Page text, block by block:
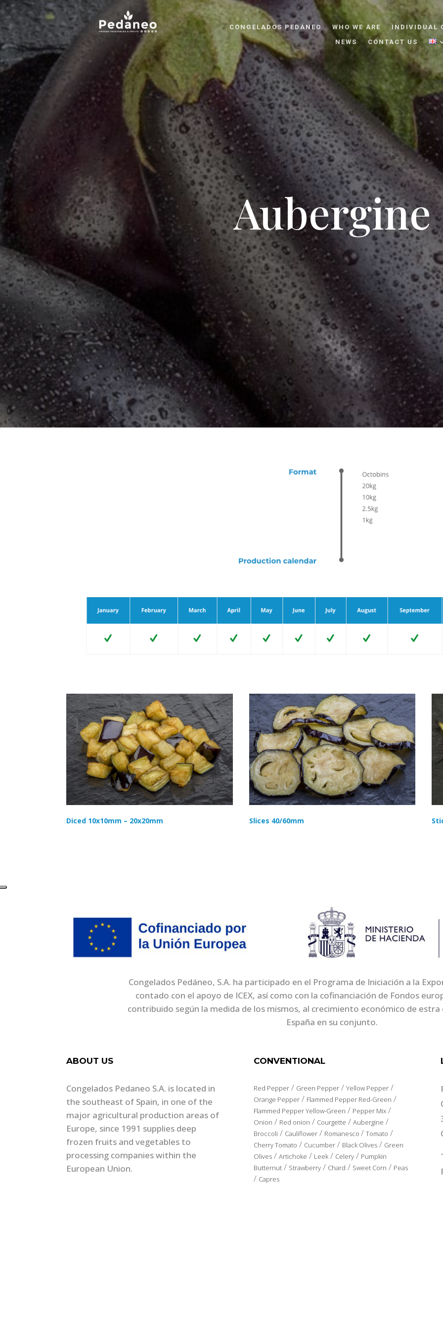
CONGELADOS PEDÁNEO WHO WE ARE
INDIVIDUAL
NEWS
CONTACT US
Aubergine
Diced 10x10mm – 20x20mm Slices 40/60mm
Congelados Pedáneo, S.A. ha participado en el Programa de Iniciación a la
contado con el apoyo de ICEX, así como con la cofinanciación de Fondos
contribuido según la medida de los mismos, al crecimiento económico de estra
España en su conjunto.
ABOUT US
Congelados Pedaneo S.A. is located in
the southeast of Spain, in one of the
major agricultural production areas of
Europe, since 1991 supplies deep
frozen fruits and vegetables to
processing companies within the
European Union.
CONVENTIONAL
Red Pepper/ Green Pepper/ Yellow Pepper/
Orange Pepper/ Flammed Pepper Red-Green /
Flammed Pepper Yellow-Green / Pepper Mix/
Onion / Red onion / Courgette / Aubergine /
Broccoli / Cauliflower/ Romanesco / Tomato /
Cherry Tomato / Cucumber/ Black Olives/ Green
Olives/ Artichoke / Leek/ Celery/ Pumpkin
Butternut/ Strawberry/ Chard / Sweet Corn / Peas
/ Capres